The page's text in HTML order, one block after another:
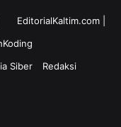
EditorialKaltim.com
Siber Redaksi